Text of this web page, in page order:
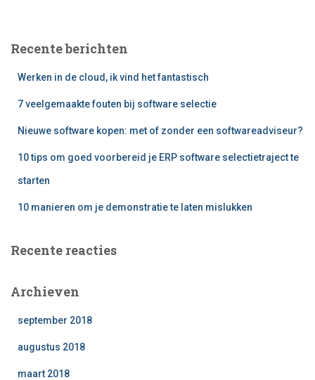
n
Recente berichten
Werken in de cloud, ik vind het fantastisch
7 veelgemaakte fouten bij software selectie
Nieuwe software kopen: met of zonder een softwareadviseur?
10 tips om goed voorbereid je ERP software selectietraject te
starten
10 manieren om je demonstratie te laten mislukken
Recente reacties
Archieven
september 2018
augustus 2018
maart 2018